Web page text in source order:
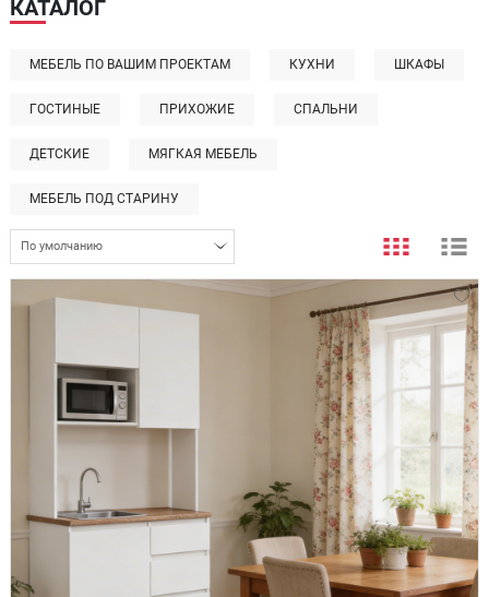
КАТАЛОГ
МЕБЕЛЬ ПО ВАШИМ ПРОЕКТАМ КУХНИ ШКАФЫ
ГОСТИНЫЕ ПРИХОЖИЕ СПАЛЬНИ
ДЕТСКИЕ МЯГКАЯ МЕБЕЛЬ
МЕБЕЛЬ ПОД СТАРИНУ
По умолчанию